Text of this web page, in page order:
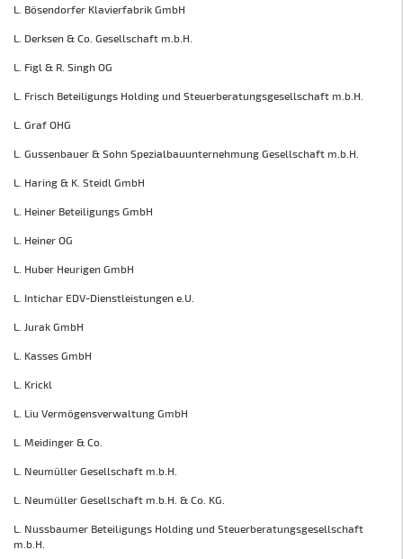
L. Bösendorfer Klavierfabrik GmbH
L. Derksen & Co. Gesellschaft m.b.H.
L. Figl & R. Singh OG
L. Frisch Beteiligungs Holding und Steuerberatungsgesellschaft m.b.H.
L. Graf OHG
L. Gussenbauer & Sohn Spezialbauunternehmung Gesellschaft m.b.H.
L. Haring & K. Steidl GmbH
L. Heiner Beteiligungs GmbH
L. Heiner OG
L. Huber Heurigen GmbH
L. Intichar EDV-Dienstleistungen e.U.
L. Jurak GmbH
L. Kasses GmbH
L. Krickl
L. Liu Vermögensverwaltung GmbH
L. Meidinger & Co.
L. Neumüller Gesellschaft m.b.H.
L. Neumüller Gesellschaft m.b.H. & Co. KG.
L. Nussbaumer Beteiligungs Holding und Steuerberatungsgesellschaft
m.b.H.